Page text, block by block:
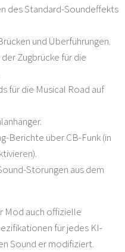
des Standard-Soundeffekts
und Überführungen.
Zugbrücke für die
für die Musical Road auf
Berichte über CB-Funk (in
Störungen aus dem
Mod auch offizielle
für jedes KI-
Sound er modifiziert.